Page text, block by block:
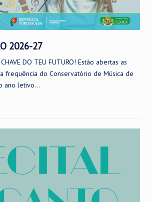
2026-27
DO TEU FUTURO! Estão abertas as
frequência do Conservatório de Música de
ano letivo...